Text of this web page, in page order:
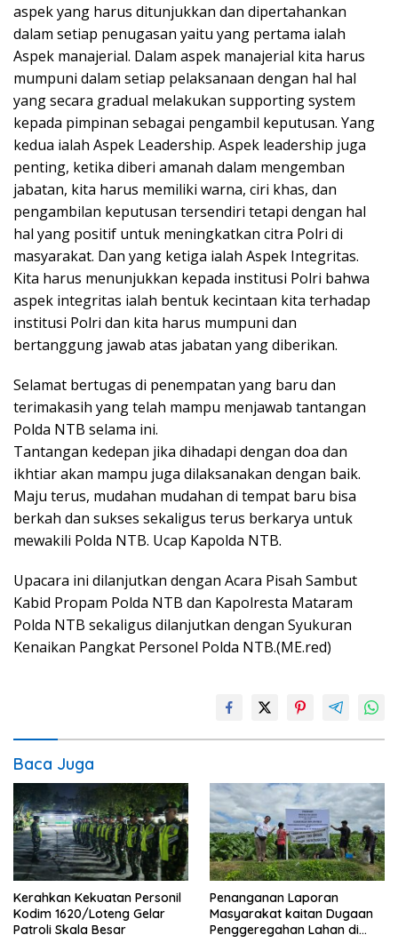
aspek yang harus ditunjukkan dan dipertahankan
dalam setiap penugasan yaitu yang pertama ialah
Aspek manajerial. Dalam aspek manajerial kita harus
mumpuni dalam setiap pelaksanaan dengan hal hal
yang secara gradual melakukan supporting system
kepada pimpinan sebagai pengambil keputusan. Yang
kedua ialah Aspek Leadership. Aspek leadership juga
penting, ketika diberi amanah dalam mengemban
jabatan, kita harus memiliki warna, ciri khas, dan
pengambilan keputusan tersendiri tetapi dengan hal
hal yang positif untuk meningkatkan citra Polri di
masyarakat. Dan yang ketiga ialah Aspek Integritas.
Kita harus menunjukkan kepada institusi Polri bahwa
aspek integritas ialah bentuk kecintaan kita terhadap
institusi Polri dan kita harus mumpuni dan
bertanggung jawab atas jabatan yang diberikan.
Selamat bertugas di penempatan yang baru dan
terimakasih yang telah mampu menjawab tantangan
Polda NTB selama ini.
Tantangan kedepan jika dihadapi dengan doa dan
ikhtiar akan mampu juga dilaksanakan dengan baik.
Maju terus, mudahan mudahan di tempat baru bisa
berkah dan sukses sekaligus terus berkarya untuk
mewakili Polda NTB. Ucap Kapolda NTB.
Upacara ini dilanjutkan dengan Acara Pisah Sambut
Kabid Propam Polda NTB dan Kapolresta Mataram
Polda NTB sekaligus dilanjutkan dengan Syukuran
Kenaikan Pangkat Personel Polda NTB.(ME.red)
Baca Juga
Kerahkan Kekuatan Personil
Kodim 1620/Loteng Gelar
Patroli Skala Besar
Penanganan Laporan
Masyarakat kaitan Dugaan
Penggeregahan Lahan di